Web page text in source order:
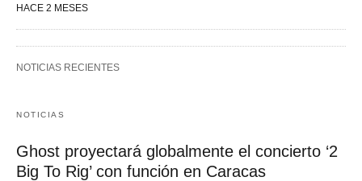
HACE 2 MESES
NOTICIAS RECIENTES
NOTICIAS
Ghost proyectará globalmente el concierto ‘2
Big To Rig’ con función en Caracas